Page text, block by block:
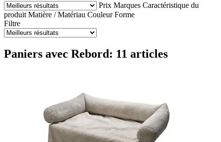
Prix Marques Caractéristique du
produit Matière / Matériau Couleur Forme
Filtre
Paniers avec Rebord: 11 articles